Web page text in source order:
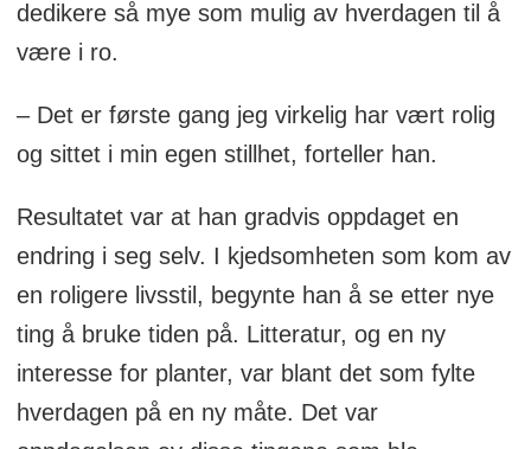
dedikere så mye som mulig av hverdagen til å
være i ro.
– Det er første gang jeg virkelig har vært rolig
og sittet i min egen stillhet, forteller han.
Resultatet var at han gradvis oppdaget en
endring i seg selv. I kjedsomheten som kom av
en roligere livsstil, begynte han å se etter nye
ting å bruke tiden på. Litteratur, og en ny
interesse for planter, var blant det som fylte
hverdagen på en ny måte. Det var